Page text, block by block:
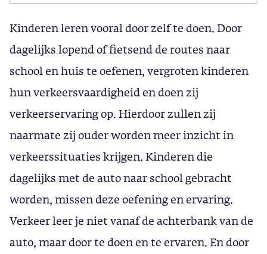
Kinderen leren vooral door zelf te doen. Door
dagelijks lopend of fietsend de routes naar
school en huis te oefenen, vergroten kinderen
hun verkeersvaardigheid en doen zij
verkeerservaring op. Hierdoor zullen zij
naarmate zij ouder worden meer inzicht in
verkeerssituaties krijgen. Kinderen die
dagelijks met de auto naar school gebracht
worden, missen deze oefening en ervaring.
Verkeer leer je niet vanaf de achterbank van de
auto, maar door te doen en te ervaren. En door